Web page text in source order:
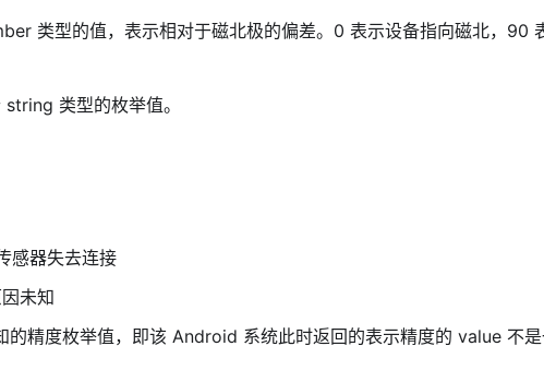
类型的值，表示相对于磁北极的偏差。0 表示设备指向磁北，90
类型的枚举值。
感器失去连接
未知
的精度枚举值，即该 Android 系统此时返回的表示精度的 value 不